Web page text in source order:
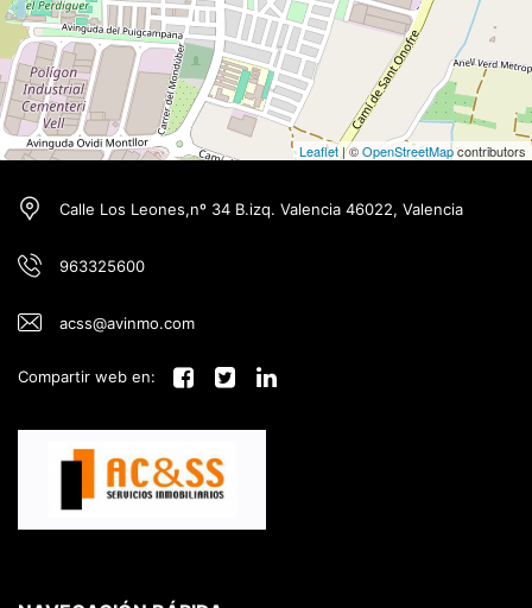
Leaflet| ©OpenStreetMapcontributors
Calle Los Leones,nº 34 B.izq. Valencia 46022, Valencia
963325600
acss@avinmo.com
Compartir web en: